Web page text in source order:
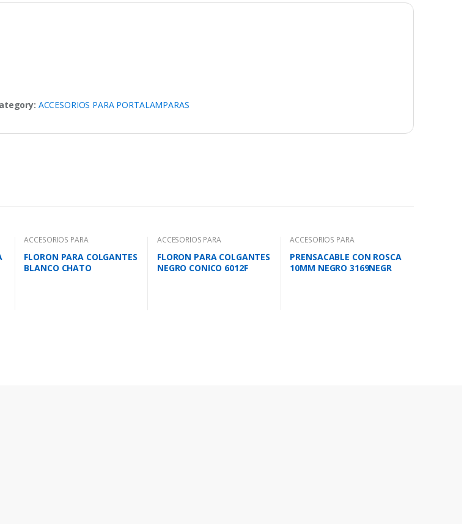
ACCESORIOS PARA PORTALAMPARAS
ACCESORIOS PARA
FLORON PARA COLGANTES
BLANCO CHATO
ACCESORIOS PARA
FLORON PARA COLGANTES
NEGRO CONICO 6012F
ACCESORIOS PARA
PRENSACABLE CON ROSCA
10MM NEGRO 3169NEGR